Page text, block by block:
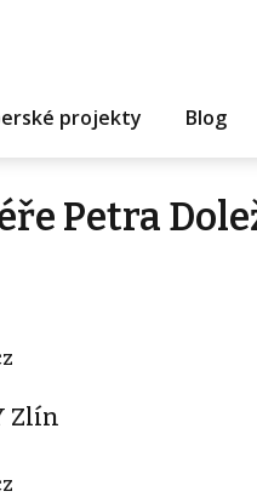
projekty Blog
Petra
Zlín